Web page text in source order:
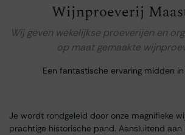
Wijnproeverij
Wij geven wekelijkse proeverijen en
op maat gemaakte
Een fantastische ervaring midden
Je wordt rondgeleid door onze magnifieke
prachtige historische pand. Aansluitend aan